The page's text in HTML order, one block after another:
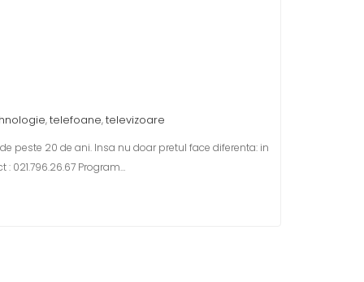
,telefoane,televizoare
peste 20 de ani. Insa nu doar pretul face diferenta: in
Program…